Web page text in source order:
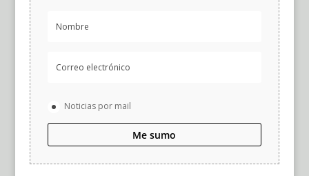
Noticias por mail
Me sumo